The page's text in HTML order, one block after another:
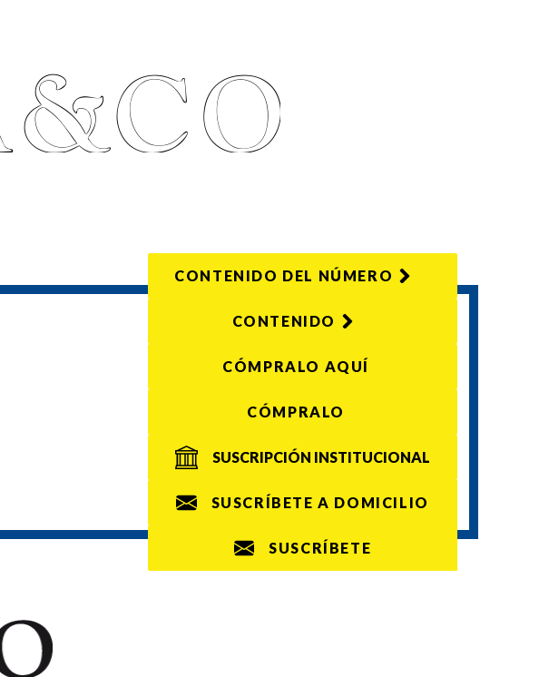
CONTENIDO DEL NÚMERO
CONTENIDO
CÓMPRALO AQUÍ
CÓMPRALO
SUSCRIPCIÓN INSTITUCIONAL
SUSCRÍBETE A DOMICILIO
SUSCRÍBETE